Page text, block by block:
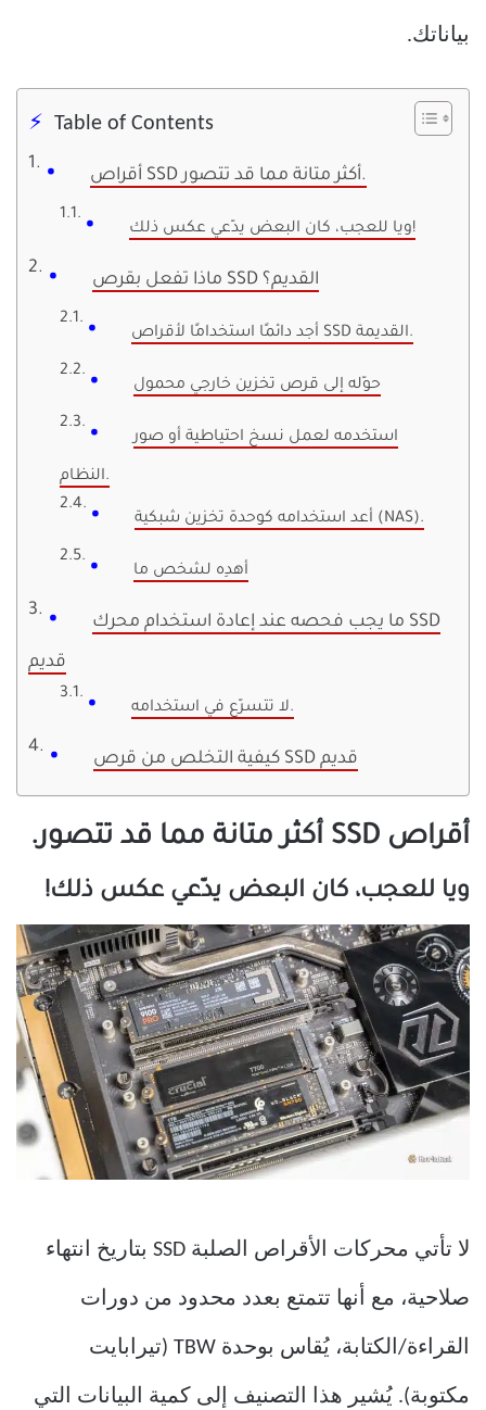
بياناتك.
Table of Contents
أقراص SSD أكثر متانة مما قد تتصور.
ويا للعجب، كان البعض يدّعي عكس ذلك!
ماذا تفعل بقرص SSD القديم؟
أجد دائمًا استخدامًا لأقراص SSD القديمة.
حوّله إلى قرص تخزين خارجي محمول
استخدمه لعمل نسخ احتياطية أو صور
النظام.
أعد استخدامه كوحدة تخزين شبكية (NAS).
أهدِه لشخص ما
ما يجب فحصه عند إعادة استخدام محرك SSD
قديم
لا تتسرّع في استخدامه.
كيفية التخلص من قرص SSD قديم
أقراص SSD أكثر متانة مما قد تتصور.
ويا للعجب، كان البعض يدّعي عكس ذلك!
لا تأتي محركات الأقراص الصلبة SSD بتاريخ انتهاء
صلاحية، مع أنها تتمتع بعدد محدود من دورات
القراءة/الكتابة، يُقاس بوحدة TBW (تيرابايت
مكتوبة). يُشير هذا التصنيف إلى كمية البيانات التي